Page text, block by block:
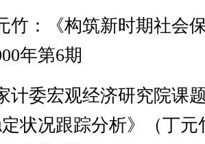
竹：《构筑新时期社会
年第6期
计委宏观经济研究院课
状况跟踪分析》（丁